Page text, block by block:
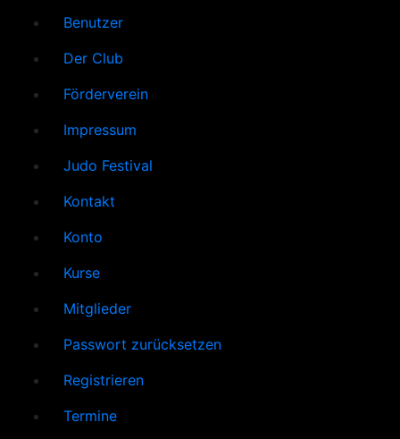
Benutzer
Der Club
Förderverein
Impressum
Judo Festival
Kontakt
Konto
Kurse
Mitglieder
Passwort zurücksetzen
Registrieren
Termine